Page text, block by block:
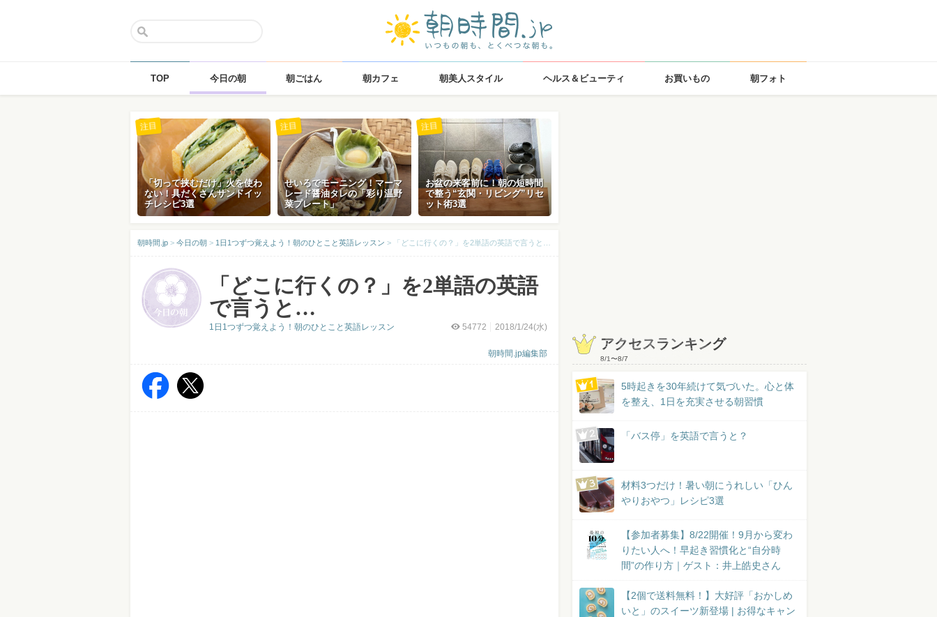
TOP 今日の朝 朝ごはん 朝カフェ 朝美人スタイル ヘルス＆ビューティ お買いもの 朝フォト
「切って挟むだけ」火を使わ
ない！具だくさんサンドイッ
チレシピ3選
注目
せいろでモーニング！マーマ
レード醤油タレの「彩り温野
菜プレート」
注目
お盆の来客前に！朝の短時間
で整う“玄関・リビング”リセ
ット術3選
注目
朝時間.jp > 今日の朝 > 1日1つずつ覚えよう！朝のひとこと英語レッスン > 「どこに行くの？」を2単語の英語で言うと…
「どこに行くの？」を2単語の英語
で言うと…
54772 2018/1/24(水)
朝時間.jp編集部
1日1つずつ覚えよう！朝のひとこと英語レッスン
アクセスランキング
8/1〜8/7
5時起きを30年続けて気づいた。心と体
を整え、1日を充実させる朝習慣
「バス停」を英語で言うと？
材料3つだけ！暑い朝にうれしい「ひん
やりおやつ」レシピ3選
【参加者募集】8/22開催！9月から変わ
りたい人へ！早起き習慣化と“自分時
間”の作り方｜ゲスト：井上皓史さん
【2個で送料無料！】大好評「おかしめ
いと」のスイーツ新登場 | お得なキャン